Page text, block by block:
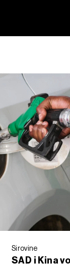
Sirovine
SAD i Kina